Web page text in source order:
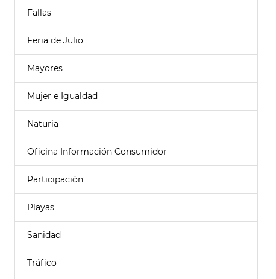
Fallas
Feria de Julio
Mayores
Mujer e Igualdad
Naturia
Oficina Información Consumidor
Participación
Playas
Sanidad
Tráfico